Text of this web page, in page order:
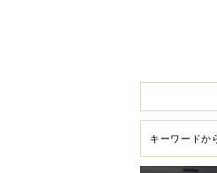
キーワードか